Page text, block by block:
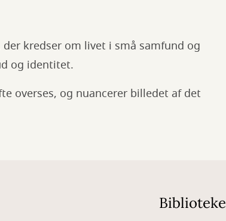
kredser om livet i små samfund og
og identitet.
overses, og nuancerer billedet af det